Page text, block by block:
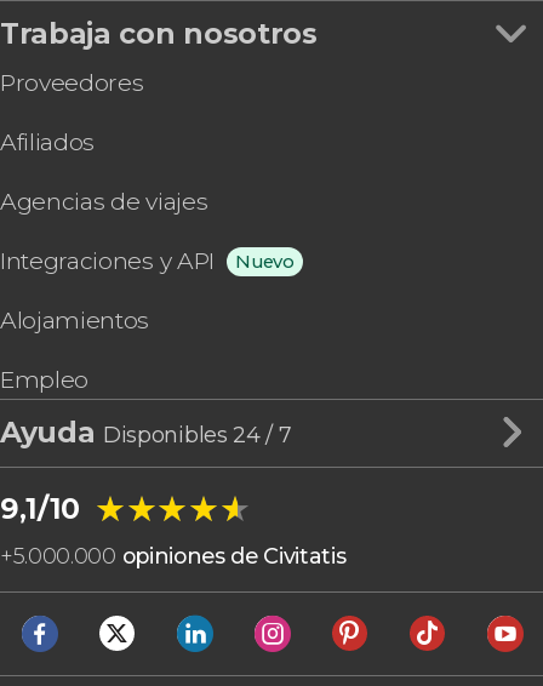
Trabaja con nosotros
Proveedores
Afiliados
Agencias de viajes
Integraciones y API Nuevo
Alojamientos
Empleo
Ayuda Disponibles 24 / 7
9,1/10 ★★★★★
★★★★★
+5.000.000 opiniones de Civitatis